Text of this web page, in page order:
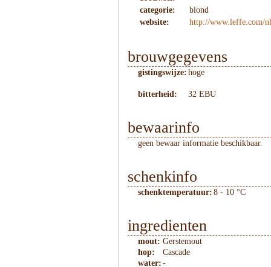
categorie:
blond
website:
http://www.leffe.com/
brouwgegevens
gistingswijze: hoge
bitterheid: 32 EBU
bewaarinfo
geen bewaar informatie beschikbaar.
schenkinfo
schenktemperatuur: 8 - 10 °C
ingredienten
mout: Gerstemout
hop:
Cascade
water: -